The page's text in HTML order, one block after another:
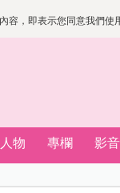
容，即表示您同意我們
物 專欄 影音